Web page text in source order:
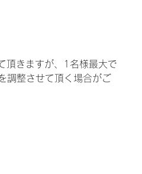
頂きますが、1名様最大で
調整させて頂く場合がご